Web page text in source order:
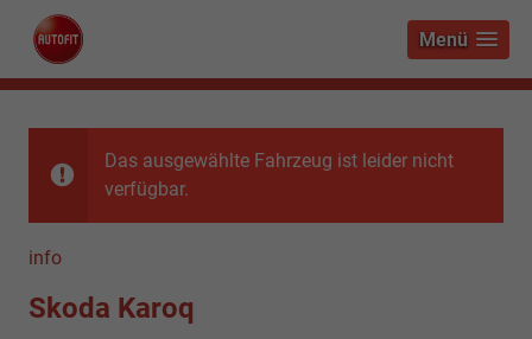
Menü
Das ausgewählte Fahrzeug ist leider nicht
verfügbar.
info
Skoda Karoq